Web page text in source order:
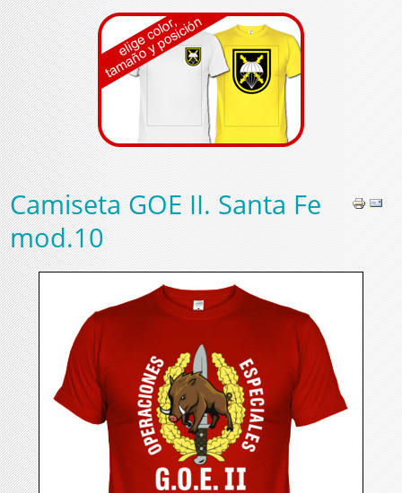
Camiseta GOE II. Santa Fe
mod.10